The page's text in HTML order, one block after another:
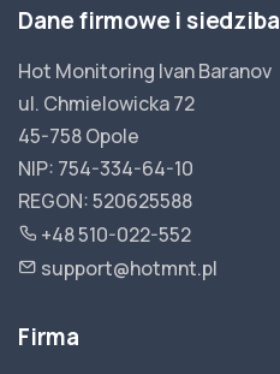
Dane firmowe i siedziba
Hot Monitoring Ivan Baranov
ul. Chmielowicka 72
45-758 Opole
NIP: 754-334-64-10
REGON: 520625588
+48 510-022-552
support@hotmnt.pl
Firma